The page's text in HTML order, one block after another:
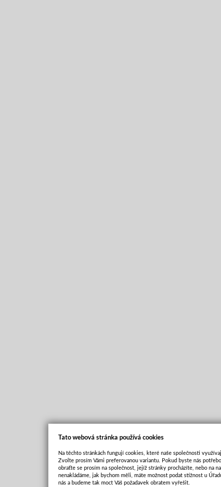
Tato webová stránka používá cookies
Na těchto stránkách fungují cookies, které naše společnosti
Zvolte prosím Vámi preferovanou variantu. Pokud byste nás
obraťte se prosím na společnost, jejíž stránky procházíte, nebo na
nenakládáme, jak bychom měli, máte možnost podat stížnost u
nás a budeme tak moct Váš požadavek obratem vyřešit.